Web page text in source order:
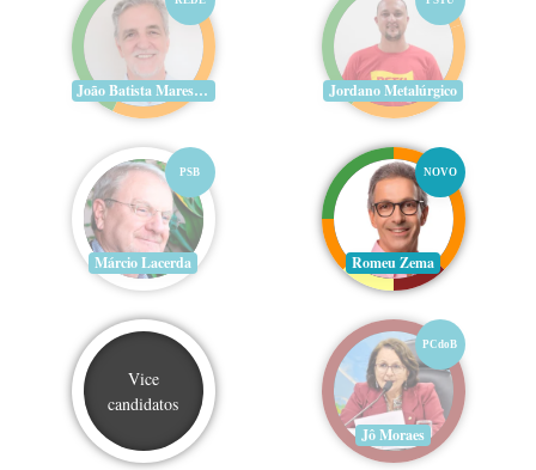
João Batista Mares Guia Jordano Metalúrgico
PSB
Márcio Lacerda
NOVO
Romeu Zema
Vice
candidatos
PCdoB
Jô Moraes